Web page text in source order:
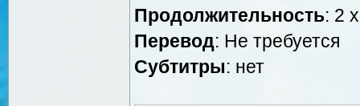
Продолжительность: 2
Перевод: Не требуется
Cубтитры: нет